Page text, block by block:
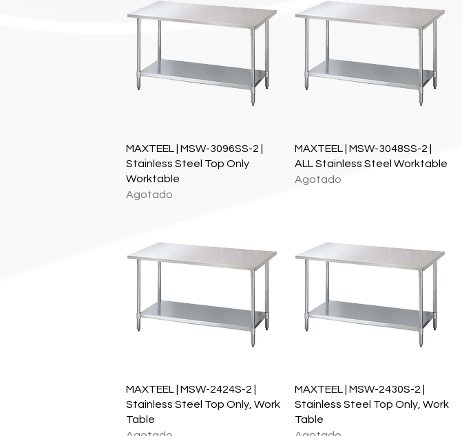
Vista rápida
MAXTEEL | MSW-3096SS-2 |
Stainless Steel Top Only
Worktable
Agotado
Vista rápida
MAXTEEL | MSW-3048SS-2 |
ALL Stainless Steel Worktable
Agotado
Vista rápida
MAXTEEL | MSW-2424S-2 |
Stainless Steel Top Only, Work
Table
Vista rápida
MAXTEEL | MSW-2430S-2 |
Stainless Steel Top Only, Work
Table